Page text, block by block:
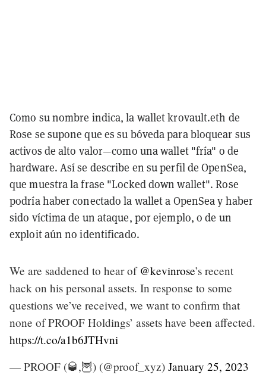
Como su nombre indica, la wallet krovault.eth de
Rose se supone que es su bóveda para bloquear sus
activos de alto valor—como una wallet "fría" o de
hardware. Así se describe en su perfil de OpenSea,
que muestra la frase "Locked down wallet". Rose
podría haber conectado la wallet a OpenSea y haber
sido víctima de un ataque, por ejemplo, o de un
exploit aún no identificado.
We are saddened to hear of @kevinrose’s recent
hack on his personal assets. In response to some
questions we’ve received, we want to confirm that
none of PROOF Holdings’ assets have been affected.
https://t.co/a1b6JTHvni
— PROOF (🥃,🦉) (@proof_xyz) January 25, 2023